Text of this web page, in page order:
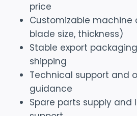
price
Customizable
blade size, thickness)
Stable export
shipping
Technical support and
guidance
Spare parts supply